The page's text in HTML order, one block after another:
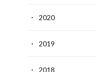
2020
2019
2018